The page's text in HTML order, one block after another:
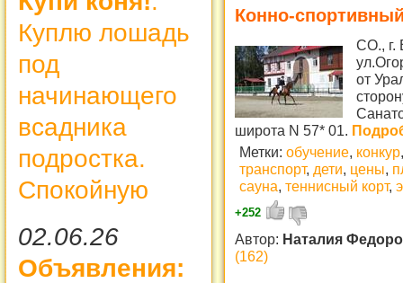
Куплю лошадь
под
начинающего
всадника
подростка.
Спокойную
02.06.26
Объявления:
Конно-
СО., г.
от
широта N 57* 01.
Метки: обучение, конкур,
транспорт, дети, цены,
сауна, теннисный корт,
+252
Автор: Наталия
(162)